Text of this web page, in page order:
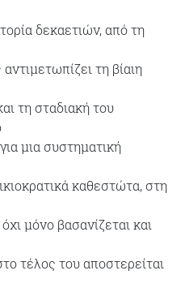
δεκαετιών, από τη
τη βίαιη
τη σταδιακή του
μια συστηματική
καθεστώτα, στη
μόνο βασανίζεται και
τέλος του αποστερείται